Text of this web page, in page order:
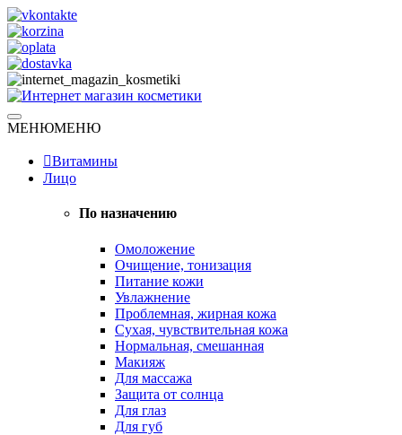
Skip
to
content
Интернет магазин косметики
Натуральная косметика
МЕНЮМЕНЮ
Витамины
Лицо
По назначению
Омоложение
Очищение, тонизация
Питание кожи
Увлажнение
Проблемная, жирная кожа
Сухая, чувствительная кожа
Нормальная, смешанная
Макияж
Для массажа
Защита от солнца
Для глаз
Для губ